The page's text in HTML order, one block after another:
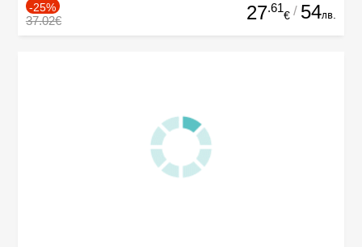
-25%
37.02€ 27.61
€ / 54лв.